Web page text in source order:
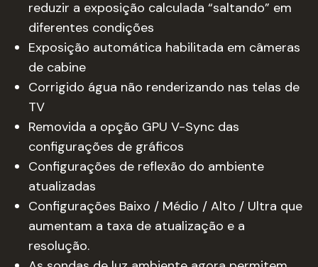
reduzir a exposição calculada “saltando” em
diferentes condições
Exposição automática habilitada em câmeras
de cabine
Corrigido água não renderizando nas telas de
TV
Removida a opção GPU V-Sync das
configurações de gráficos
Configurações de reflexão do ambiente
atualizadas
Configurações Baixo / Médio / Alto / Ultra que
aumentam a taxa de atualização e a
resolução.